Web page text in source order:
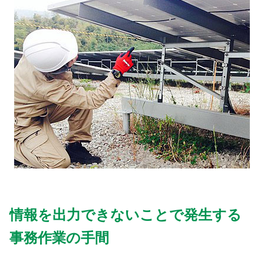
情報を出力できないことで発生する
事務作業の手間